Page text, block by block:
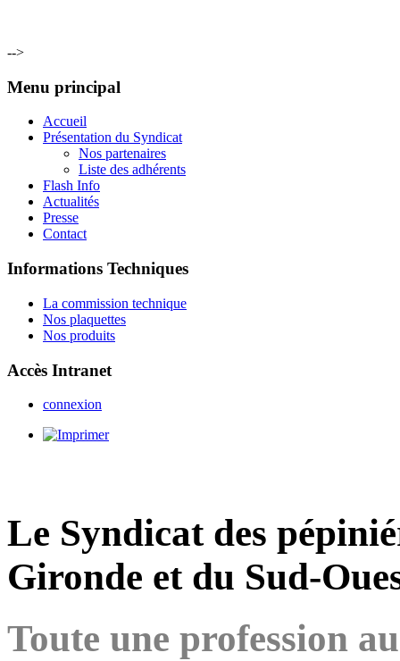
-->
Menu principal
Accueil
Présentation du Syndicat
Nos partenaires
Liste des adhérents
Flash Info
Actualités
Presse
Contact
Informations Techniques
La commission technique
Nos plaquettes
Nos produits
Accès Intranet
connexion
Le Syndicat des
Gironde et du Sud-
Toute une profession